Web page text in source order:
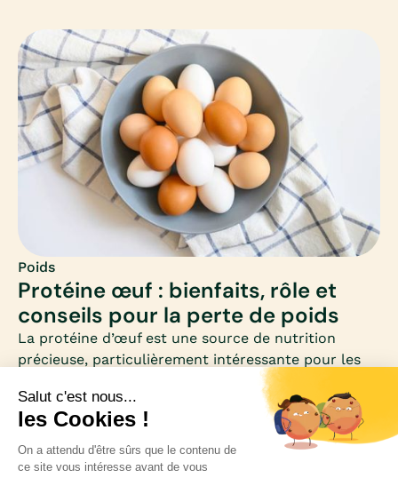
stabiliser la glycémie et de favoriser un
métabolisme actif toute la matinée. Mais encore
faut-il savoir quels aliments privilégier et comment
équilibrer ce premier repas.
Poids
Protéine œuf : bienfaits, rôle et
conseils pour la perte de poids
La protéine d’œuf est une source de nutrition
précieuse, particulièrement intéressante pour les
femmes qui souhaitent perdre du poids. Riche en
acides aminés essentiels et faible en calories, elle
se distingue comme un allié minceur et santé.